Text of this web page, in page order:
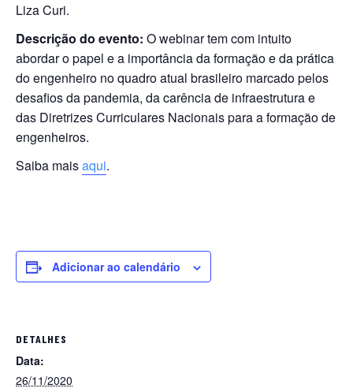
Liza Curi.
Descrição do evento: O webinar tem com intuito
abordar o papel e a importância da formação e da prática
do engenheiro no quadro atual brasileiro marcado pelos
desafios da pandemia, da carência de infraestrutura e
das Diretrizes Curriculares Nacionais para a formação de
engenheiros.
Saiba maisaqui.
Adicionar ao calendário
DETALHES
Data:
26/11/2020